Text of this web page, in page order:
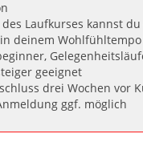
Laufkurses kannst du
deinem
geeignet
drei Wochen vor
ggf. möglich